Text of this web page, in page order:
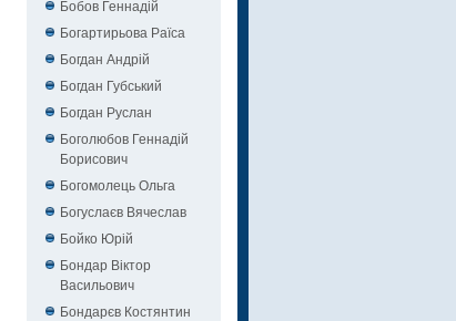
Бобов Геннадій
Богартирьова Раїса
Богдан Андрій
Богдан Губський
Богдан Руслан
Боголюбов Геннадій
Борисович
Богомолець Ольга
Богуслаєв Вячеслав
Бойко Юрій
Бондар Віктор
Васильович
Бондарєв Костянтин